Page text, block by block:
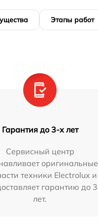
Этапы работ
Гарантия до 3-х лет
Сервисный центр
оригинальные
техники Electrolux и
гарантию до 3
лет.